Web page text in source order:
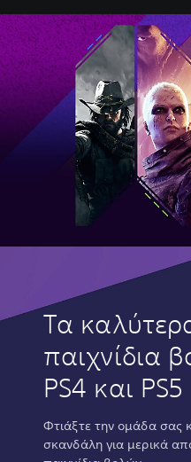
Τα
παιχνίδια
PS4 και PS5
Φτιάξτε την ομάδα σας
σκανδάλη για μερικά